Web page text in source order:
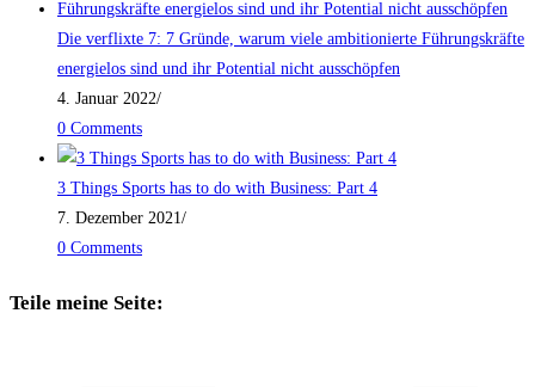
Die verflixte 7: 7 Gründe, warum viele ambitionierte Führungskräfte
energielos sind und ihr Potential nicht ausschöpfen
4. Januar 2022/
0 Comments
3 Things Sports has to do with Business: Part 4
7. Dezember 2021/
0 Comments
Teile meine Seite: